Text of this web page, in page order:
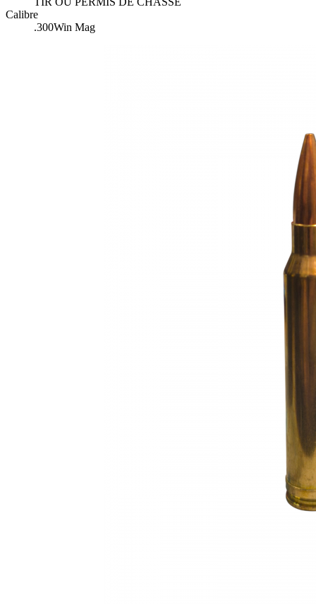
Calibre
.300Win Mag